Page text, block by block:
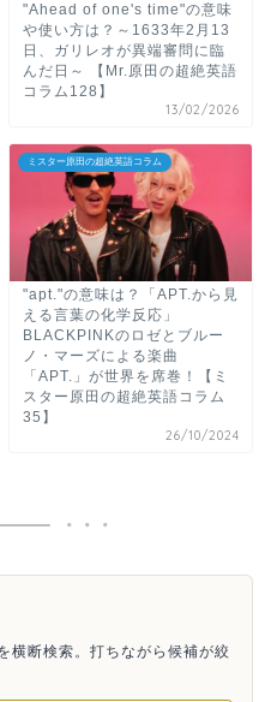
"Ahead of one's time"の意味
や使い方は？～1633年2月13
日、ガリレオが異端審問に臨
んだ日～ 【Mr.原田の超絶英語
コラム128】
13/02/2026
ミスター原田の超絶英語コラム
"apt."の意味は？「APT.から見
える言葉の化学反応」
BLACKPINKのロゼとブルー
ノ・マーズによる楽曲
「APT.」が世界を席巻！【ミ
スター原田の超絶英語コラム
35】
26/10/2024
横断検索。打ちながら候補が絞